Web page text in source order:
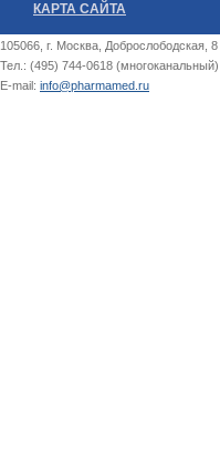
КАРТА САЙТА
105066, г. Москва, Доброслободская,
Тел.: (495) 744-0618 (многоканальный)
E-mail: info@pharmamed.ru